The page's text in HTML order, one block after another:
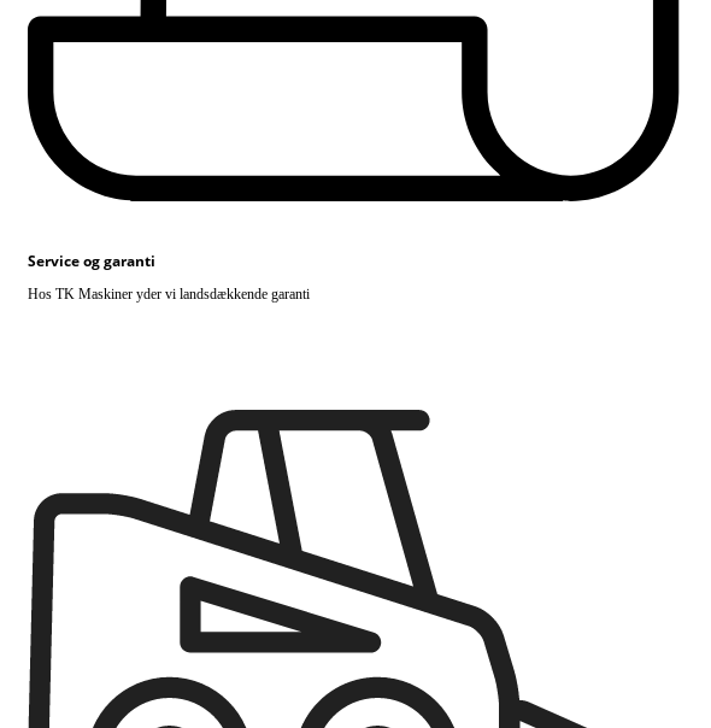
Service og garanti
Hos TK Maskiner yder vi landsdækkende garanti